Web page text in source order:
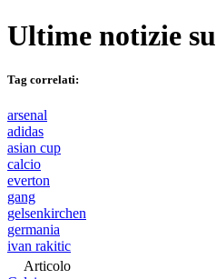
Ultime notizie su
Tag correlati:
arsenal
adidas
asian cup
calcio
everton
gang
gelsenkirchen
germania
ivan rakitic
Articolo